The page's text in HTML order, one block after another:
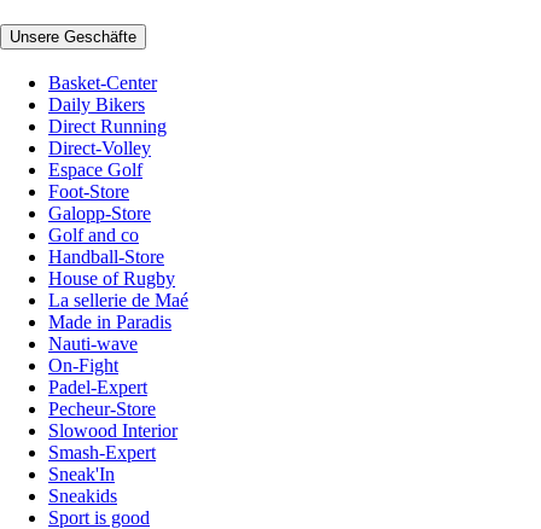
Unsere Geschäfte
Basket-Center
Daily Bikers
Direct Running
Direct-Volley
Espace Golf
Foot-Store
Galopp-Store
Golf and co
Handball-Store
House of Rugby
La sellerie de Maé
Made in Paradis
Nauti-wave
On-Fight
Padel-Expert
Pecheur-Store
Slowood Interior
Smash-Expert
Sneak'In
Sneakids
Sport is good